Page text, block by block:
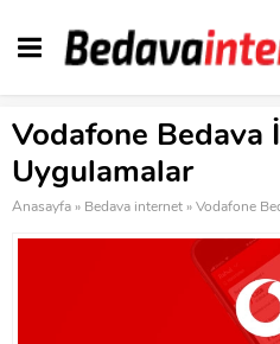
Vodafone Bedava
Uygulamalar
Anasayfa » Bedava internet » Vodafone